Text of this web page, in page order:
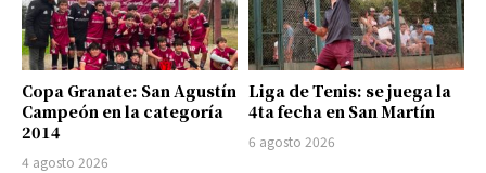
Copa Granate: San Agustín
Campeón en la categoría
2014
4 agosto 2026
Liga de Tenis: se juega la
4ta fecha en San Martín
6 agosto 2026